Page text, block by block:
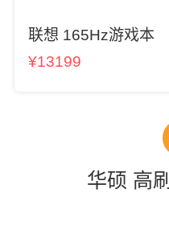
联想 165Hz游戏本
¥13199
华硕 高